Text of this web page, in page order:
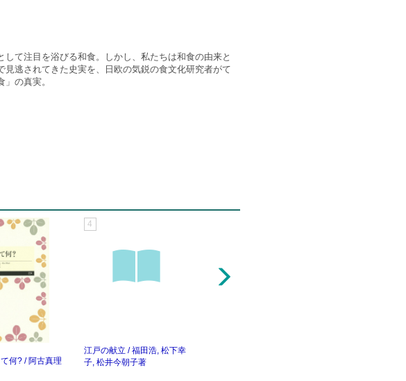
て注目を浴びる和食。しかし、私たちは和食の由来と
逃されてきた史実を、日欧の気鋭の食文化研究者がて
の真実。
て何? / 阿古真理
4
江戸の献立 / 福田浩, 松下幸
子, 松井今朝子著